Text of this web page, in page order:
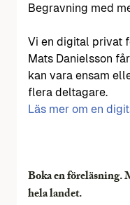
Begravning med
Vi en digital privat
Mats Danielsson
kan vara ensam
flera deltagare.
Läs mer om en
Boka en föreläsning.
hela landet.